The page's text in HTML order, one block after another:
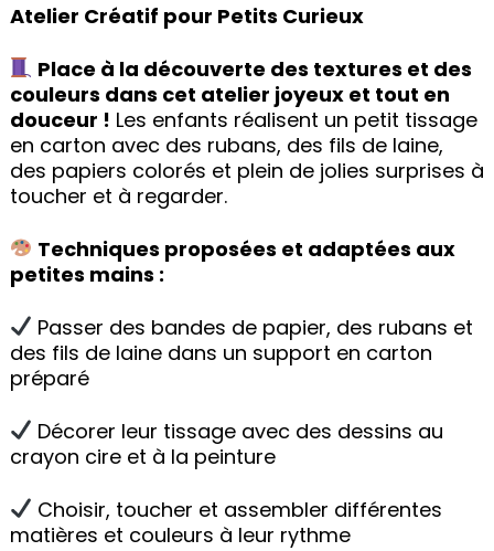
Atelier Créatif pour Petits Curieux
Place à la découverte des textures et des
couleurs dans cet atelier joyeux et tout en
douceur ! Les enfants réalisent un petit tissage
en carton avec des rubans, des fils de laine,
des papiers colorés et plein de jolies surprises à
toucher et à regarder.
Techniques proposées et adaptées aux
petites mains :
Passer des bandes de papier, des rubans et
des fils de laine dans un support en carton
préparé
Décorer leur tissage avec des dessins au
crayon cire et à la peinture
Choisir, toucher et assembler différentes
matières et couleurs à leur rythme